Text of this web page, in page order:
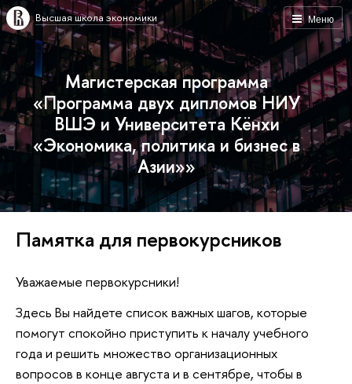
Меню
Высшая школа экономики
Магистерская программа
«Программа двух дипломов НИУ
ВШЭ и Университета Кёнхи
«Экономика, политика и бизнес в
Азии»»
Памятка для первокурсников
Уважаемые первокурсники!
Здесь Вы найдете список важных шагов, которые
помогут спокойно приступить к началу учебного
года и решить множество организационных
вопросов в конце августа и в сентябре, чтобы в